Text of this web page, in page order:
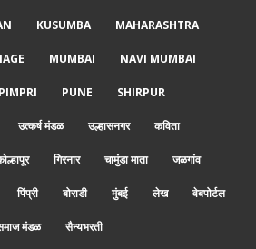
KUSUMBA MAHARASHTRA
MUMBAI NAVI MUMBAI
PIMPRI PUNE SHIRPUR
उत्कर्ष मंडळ उल्हासनगर कविता
गिरनार चामुंडा माता जळगांव
पिंप्री बोराडी मुंबई लेख वेबपोर्टल
मंडळ सैन्यभरती